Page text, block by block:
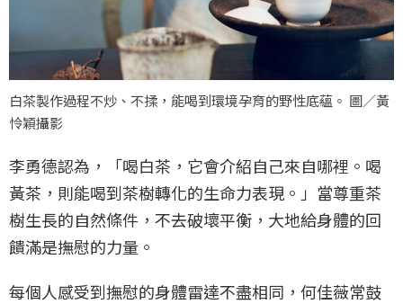
白茶製作過程不炒、不揉，能喝到環境孕育的野性底蘊。 圖／黃
怜穎攝影
李勇德認為，「喝白茶，它會介紹自己來自哪裡。喝
黃茶，則能喝到茶樹轉化的生命力表現。」當尊重茶
樹生長的自然條件，不去破壞平衡，大地給身體的回
饋滿是撫慰的力量。
每個人感受到撫慰的身體雷達不盡相同，何佳薇常鼓